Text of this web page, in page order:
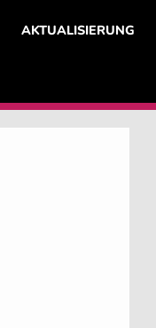
AKTUALISIERUNG